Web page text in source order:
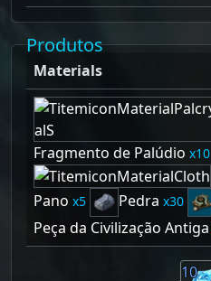
Produtos
Materials
Fragmento de Palúdio 10
Pano 5 Pedra 30
Peça da Civilização Antiga
10